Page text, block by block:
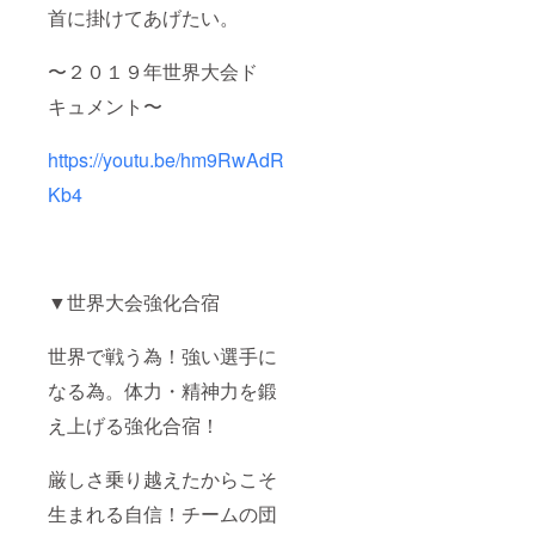
首に掛けてあげたい。
〜２０１９年世界大会ド
キュメント〜
https://youtu.be/hm9RwAdR
Kb4
▼世界大会強化合宿
世界で戦う為！強い選手に
なる為。体力・精神力を鍛
え上げる強化合宿！
厳しさ乗り越えたからこそ
生まれる自信！チームの団